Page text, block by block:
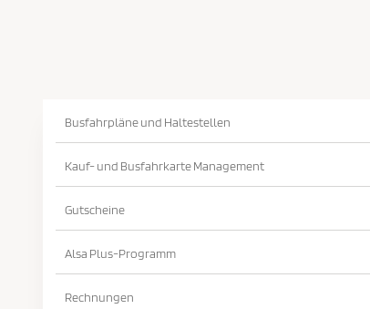
Busfahrpläne und Haltestellen
Kauf- und Busfahrkarte Management
Gutscheine
Alsa Plus-Programm
Rechnungen